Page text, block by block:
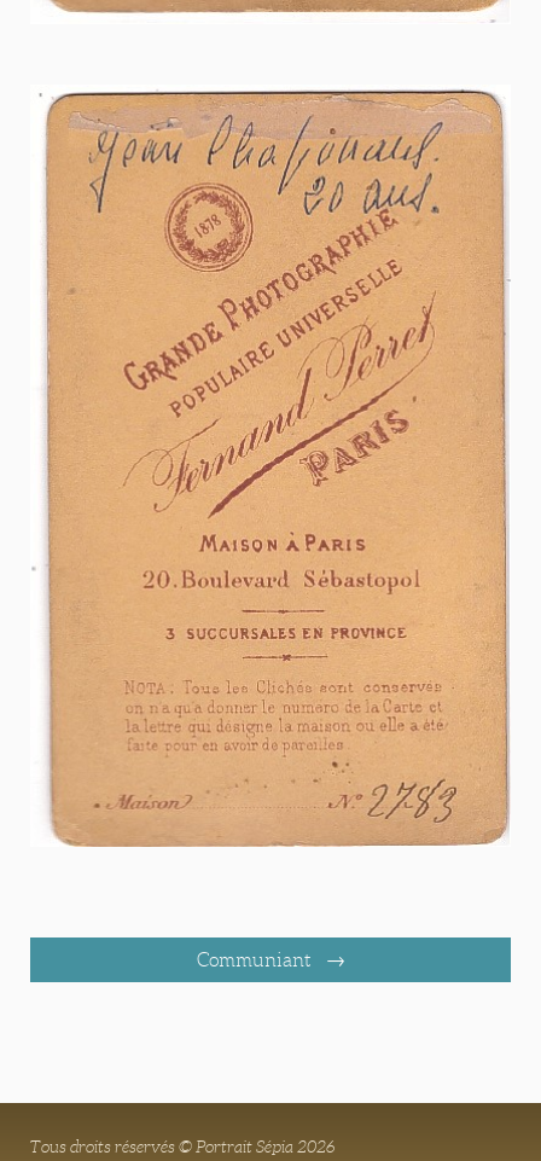
Communiant
Tous droits réservés © Portrait Sépia 2026